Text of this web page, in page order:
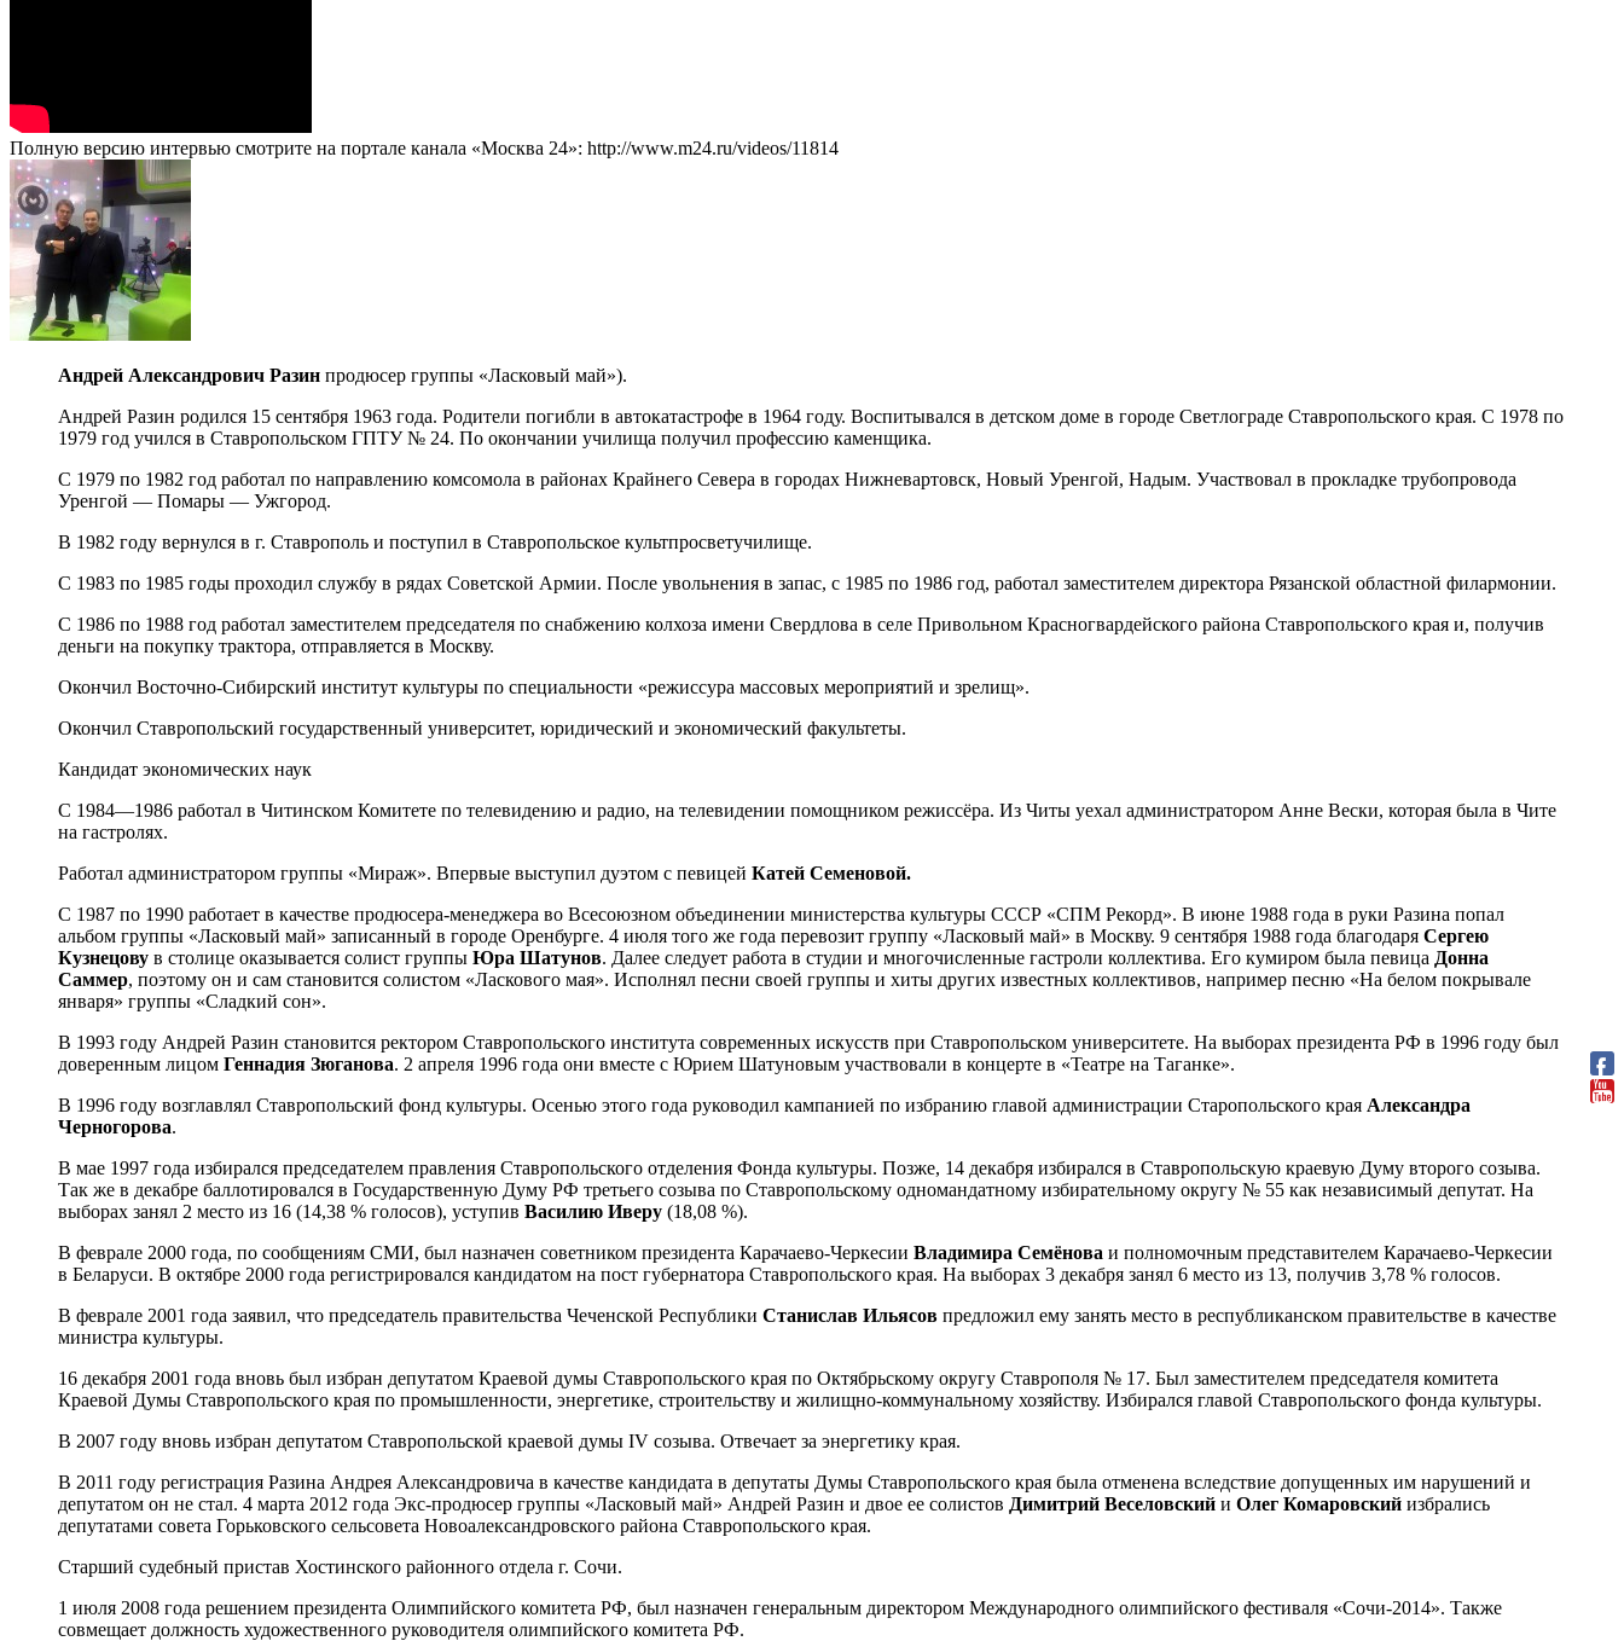
Полную версию интервью смотрите на портале канала «Москва 24»: http://www.m24.ru/videos/11814
Андрей Александрович Разин продюсер группы «Ласковый май»).
Андрей Разин родился 15 сентября 1963 года. Родители погибли в автокатастрофе в 1964 году. Воспитывался в детском доме в городе Светлограде Ставропольского края. С 1978 по
1979 год учился в Ставропольском ГПТУ № 24. По окончании училища получил профессию каменщика.
С 1979 по 1982 год работал по направлению комсомола в районах Крайнего Севера в городах Нижневартовск, Новый Уренгой, Надым. Участвовал в прокладке трубопровода
Уренгой — Помары — Ужгород.
В 1982 году вернулся в г. Ставрополь и поступил в Ставропольское культпросветучилище.
С 1983 по 1985 годы проходил службу в рядах Советской Армии. После увольнения в запас, с 1985 по 1986 год, работал заместителем директора Рязанской областной филармонии.
С 1986 по 1988 год работал заместителем председателя по снабжению колхоза имени Свердлова в селе Привольном Красногвардейского района Ставропольского края и, получив
деньги на покупку трактора, отправляется в Москву.
Окончил Восточно-Сибирский институт культуры по специальности «режиссура массовых мероприятий и зрелищ».
Окончил Ставропольский государственный университет, юридический и экономический факультеты.
Кандидат экономических наук
С 1984—1986 работал в Читинском Комитете по телевидению и радио, на телевидении помощником режиссёра. Из Читы уехал администратором Анне Вески, которая была в Чите
на гастролях.
Работал администратором группы «Мираж». Впервые выступил дуэтом с певицей Катей Семеновой.
С 1987 по 1990 работает в качестве продюсера-менеджера во Всесоюзном объединении министерства культуры СССР «СПМ Рекорд». В июне 1988 года в руки Разина попал
альбом группы «Ласковый май» записанный в городе Оренбурге. 4 июля того же года перевозит группу «Ласковый май» в Москву. 9 сентября 1988 года благодаря Сергею
Кузнецову в столице оказывается солист группы Юра Шатунов. Далее следует работа в студии и многочисленные гастроли коллектива. Его кумиром была певица Донна
Саммер, поэтому он и сам становится солистом «Ласкового мая». Исполнял песни своей группы и хиты других известных коллективов, например песню «На белом покрывале
января» группы «Сладкий сон».
В 1993 году Андрей Разин становится ректором Ставропольского института современных искусств при Ставропольском университете. На выборах президента РФ в 1996 году был
доверенным лицом Геннадия Зюганова. 2 апреля 1996 года они вместе с Юрием Шатуновым участвовали в концерте в «Театре на Таганке».
В 1996 году возглавлял Ставропольский фонд культуры. Осенью этого года руководил кампанией по избранию главой администрации Старопольского края Александра
Черногорова.
В мае 1997 года избирался председателем правления Ставропольского отделения Фонда культуры. Позже, 14 декабря избирался в Ставропольскую краевую Думу второго созыва.
Так же в декабре баллотировался в Государственную Думу РФ третьего созыва по Ставропольскому одномандатному избирательному округу № 55 как независимый депутат. На
выборах занял 2 место из 16 (14,38 % голосов), уступив Василию Иверу (18,08 %).
В феврале 2000 года, по сообщениям СМИ, был назначен советником президента Карачаево-Черкесии Владимира Семёнова и полномочным представителем Карачаево-Черкесии
в Беларуси. В октябре 2000 года регистрировался кандидатом на пост губернатора Ставропольского края. На выборах 3 декабря занял 6 место из 13, получив 3,78 % голосов.
В феврале 2001 года заявил, что председатель правительства Чеченской Республики Станислав Ильясов предложил ему занять место в республиканском правительстве в качестве
министра культуры.
16 декабря 2001 года вновь был избран депутатом Краевой думы Ставропольского края по Октябрьскому округу Ставрополя № 17. Был заместителем председателя комитета
Краевой Думы Ставропольского края по промышленности, энергетике, строительству и жилищно-коммунальному хозяйству. Избирался главой Ставропольского фонда культуры.
В 2007 году вновь избран депутатом Ставропольской краевой думы IV созыва. Отвечает за энергетику края.
В 2011 году регистрация Разина Андрея Александровича в качестве кандидата в депутаты Думы Cтавропольского края была отменена вследствие допущенных им нарушений и
депутатом он не стал. 4 марта 2012 года Экс-продюсер группы «Ласковый май» Андрей Разин и двое ее солистов Димитрий Веселовский и Олег Комаровский избрались
депутатами совета Горьковского сельсовета Новоалександровского района Ставропольского края.
Старший судебный пристав Хостинского районного отдела г. Сочи.
1 июля 2008 года решением президента Олимпийского комитета РФ, был назначен генеральным директором Международного олимпийского фестиваля «Сочи-2014». Также
совмещает должность художественного руководителя олимпийского комитета РФ.